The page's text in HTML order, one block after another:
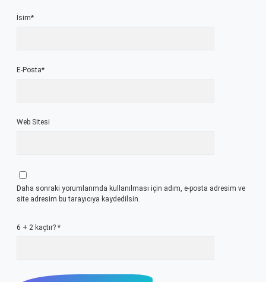
İsim*
E-Posta*
Web Sitesi
Daha sonraki yorumlarımda kullanılması için adım, e-posta adresim ve
site adresim bu tarayıcıya kaydedilsin.
6 + 2 kaçtır? *